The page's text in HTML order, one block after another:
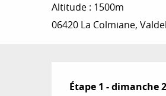
Altitude : 1500m
06420 La Colmiane,
Étape 1 - dimanche